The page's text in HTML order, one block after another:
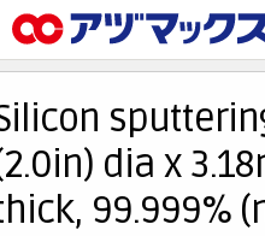
お気に入り
カート
マイアカウント
dia x
99.999%